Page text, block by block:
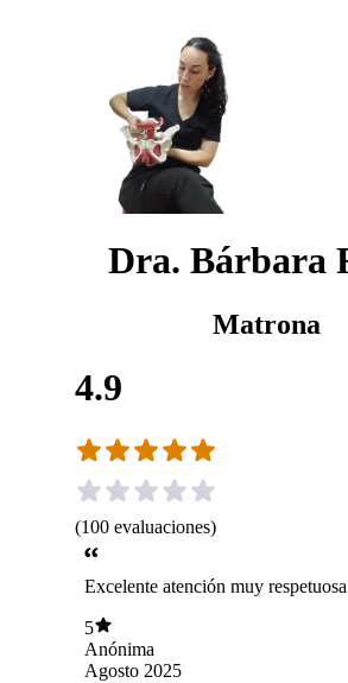
Dra. Bárbara
Matrona
4.9
(100 evaluaciones)
Excelente atención muy
5
Anónima
Agosto 2025